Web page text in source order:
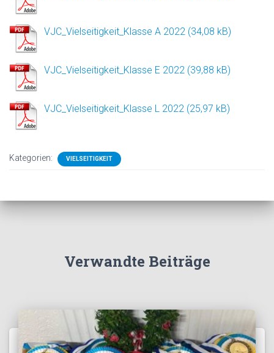
VJC_Vielseitigkeit_Klasse A 2022
VJC_Vielseitigkeit_Klasse E 2022
VJC_Vielseitigkeit_Klasse L 2022
Kategorien: VIELSEITIGKEIT
Verwandte Beiträge